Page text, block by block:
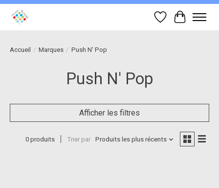
Liste dePanier
Accueil / Marques / Push N' Pop
Push N' Pop
Afficher les filtres
0 produits Trier par Produits les plus récents